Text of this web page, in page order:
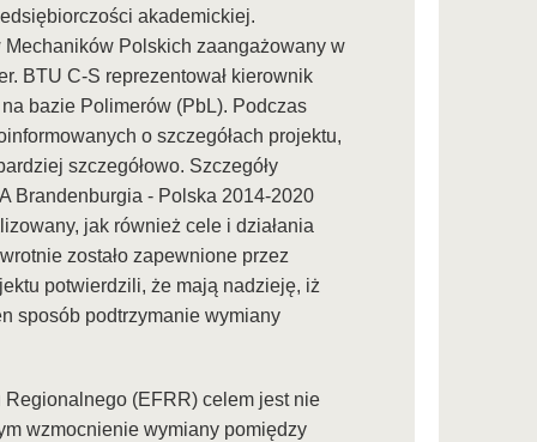
akademickiej.
Polskich zaangażowany w
BTU C-S reprezentował kierownik
bazie Polimerów (PbL). Podczas
o szczegółach projektu,
szczegółowo. Szczegóły
Brandenburgia - Polska 2014-2020
jak również cele i działania
zostało zapewnione przez
potwierdzili, że mają nadzieję, iż
sposób podtrzymanie wymiany
(EFRR) celem jest nie
wzmocnienie wymiany pomiędzy